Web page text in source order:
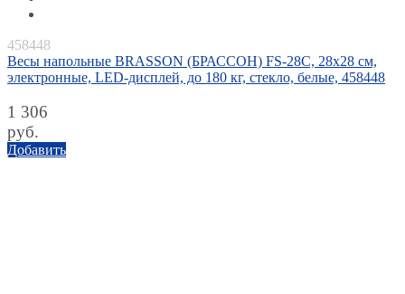
458448
Весы напольные BRASSON (БРАССОН) FS-28С, 28x28 см,
электронные, LED-дисплей, до 180 кг, стекло, белые, 458448
1 306
руб.
Добавить